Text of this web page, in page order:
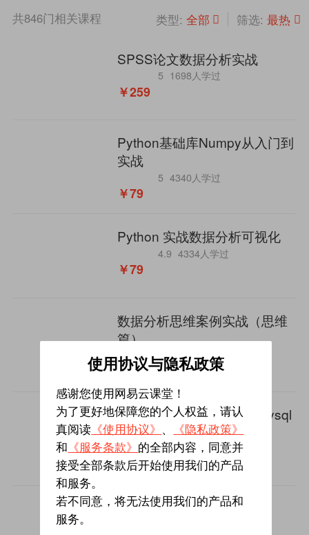
共846门相关课程 类型: 全部 筛选: 最热
SPSS论文数据分析实战
5 1698人学过
￥259
Python基础库Numpy从入门到
实战
5 4340人学过
￥79
Python 实战数据分析可视化
4.9 4334人学过
￥79
数据分析思维案例实战（思维
篇）
4.9 3362人学过
￥0.1
全民一起用SQL基础篇 (mysql
等)
5 1838人学过
￥269
问卷与量表数据分析
使用协议与隐私政策
感谢您使用网易云课堂！
为了更好地保障您的个人权益，请认
真阅读 《使用协议》 、
《隐私政策》
和 《服务条款》 的全部内容，同意并
接受全部条款后开始使用我们的产品
和服务。
若不同意，将无法使用我们的产品和
服务。